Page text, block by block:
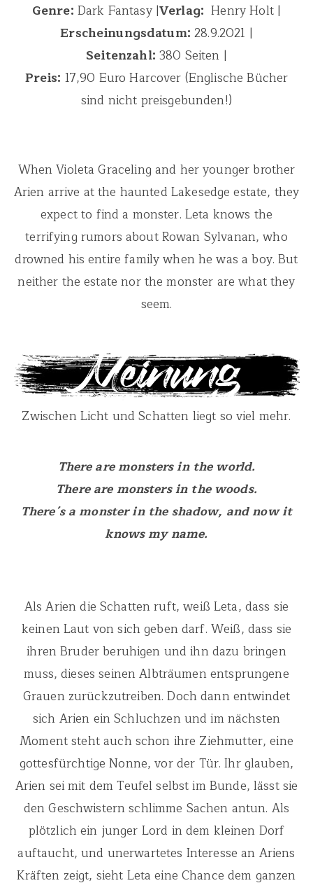
Genre: Dark Fantasy |Verlag: ‎ Henry Holt |
Erscheinungsdatum: 28.9.2021 |
Seitenzahl: 380 Seiten |
Preis: 17,90 Euro Harcover (Englische Bücher
sind nicht preisgebunden!)
When Violeta Graceling and her younger brother
Arien arrive at the haunted Lakesedge estate, they
expect to find a monster. Leta knows the
terrifying rumors about Rowan Sylvanan, who
drowned his entire family when he was a boy. But
neither the estate nor the monster are what they
seem.
Zwischen Licht und Schatten liegt so viel mehr.
There are monsters in the world.
There are monsters in the woods.
There´s a monster in the shadow, and now it
knows my name.
Als Arien die Schatten ruft, weiß Leta, dass sie
keinen Laut von sich geben darf. Weiß, dass sie
ihren Bruder beruhigen und ihn dazu bringen
muss, dieses seinen Albträumen entsprungene
Grauen zurückzutreiben. Doch dann entwindet
sich Arien ein Schluchzen und im nächsten
Moment steht auch schon ihre Ziehmutter, eine
gottesfürchtige Nonne, vor der Tür. Ihr glauben,
Arien sei mit dem Teufel selbst im Bunde, lässt sie
den Geschwistern schlimme Sachen antun. Als
plötzlich ein junger Lord in dem kleinen Dorf
auftaucht, und unerwartetes Interesse an Ariens
Kräften zeigt, sieht Leta eine Chance dem ganzen